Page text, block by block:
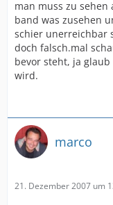
man muss zu
band was zusehen
schier unerreichbar
doch falsch.mal
bevor steht, ja
wird.
marco
21. Dezember 2007 um